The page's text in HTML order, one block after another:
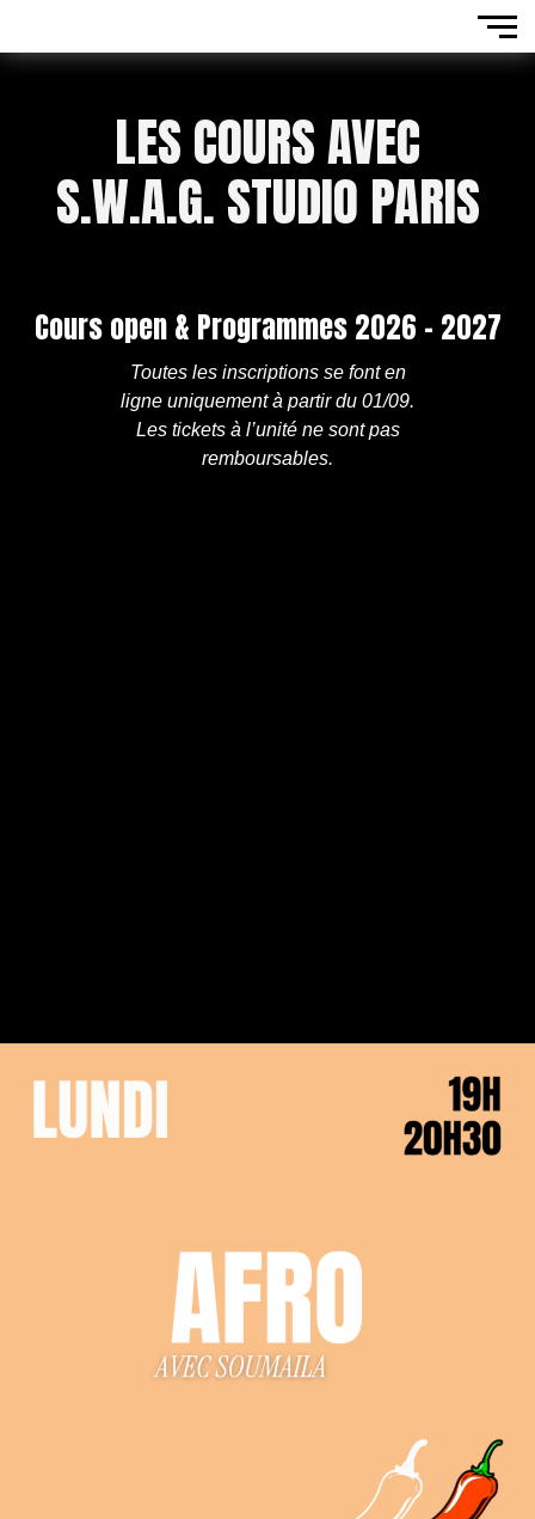
LES COURS AVEC
S.W.A.G. STUDIO PARIS
Cours open & Programmes 2026 - 2027
Toutes les inscriptions se font en
ligne uniquement à partir du 01/09.
Les tickets à l’unité ne sont pas
remboursables.